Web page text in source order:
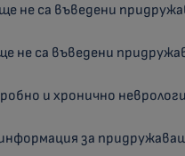
не са въведени
не са въведени
и хронично
за